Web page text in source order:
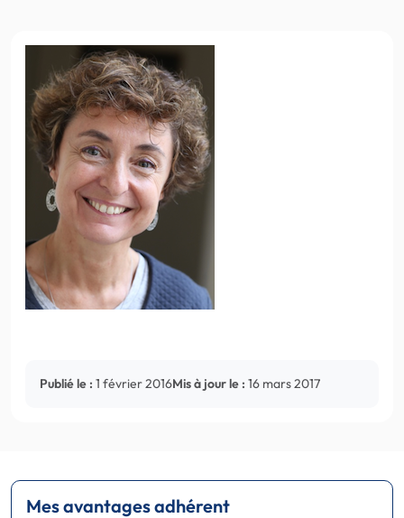
Publié le : 1 février 2016Mis à jour le : 16 mars 2017
Mes avantages adhérent